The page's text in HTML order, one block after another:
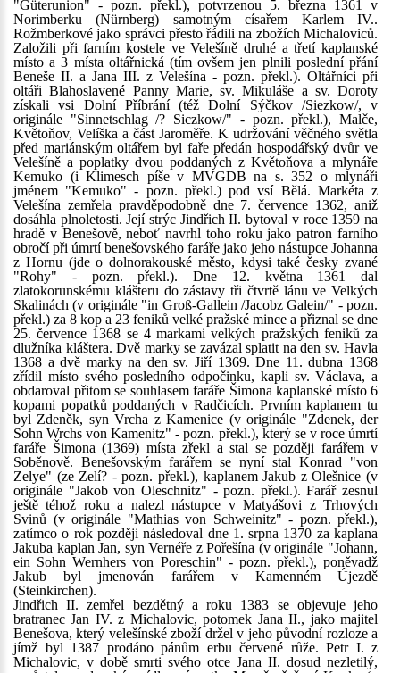
"Güterunion" - pozn. překl.), potvrzenou 5. března 1361 v
Norimberku (Nürnberg) samotným císařem Karlem IV..
Rožmberkové jako správci přesto řádili na zbožích Michaloviců.
Založili při farním kostele ve Velešíně druhé a třetí kaplanské
místo a 3 místa oltářnická (tím ovšem jen plnili poslední přání
Beneše II. a Jana III. z Velešína - pozn. překl.). Oltářníci při
oltáři Blahoslavené Panny Marie, sv. Mikuláše a sv. Doroty
získali vsi Dolní Příbrání (též Dolní Sýčkov /Siezkow/, v
originále "Sinnetschlag /? Siczkow/" - pozn. překl.), Malče,
Květoňov, Velíška a část Jaroměře. K udržování věčného světla
před mariánským oltářem byl faře předán hospodářský dvůr ve
Velešíně a poplatky dvou poddaných z Květoňova a mlynáře
Kemuko (i Klimesch píše v MVGDB na s. 352 o mlynáři
jménem "Kemuko" - pozn. překl.) pod vsí Bělá. Markéta z
Velešína zemřela pravděpodobně dne 7. července 1362, aniž
dosáhla plnoletosti. Její strýc Jindřich II. bytoval v roce 1359 na
hradě v Benešově, neboť navrhl toho roku jako patron farního
obročí při úmrtí benešovského faráře jako jeho nástupce Johanna
z Hornu (jde o dolnorakouské město, kdysi také česky zvané
"Rohy" - pozn. překl.). Dne 12. května 1361 dal
zlatokorunskému klášteru do zástavy tři čtvrtě lánu ve Velkých
Skalinách (v originále "in Groß-Gallein /Jacobz Galein/" - pozn.
překl.) za 8 kop a 23 feniků velké pražské mince a přiznal se dne
25. července 1368 se 4 markami velkých pražských feniků za
dlužníka kláštera. Dvě marky se zavázal splatit na den sv. Havla
1368 a dvě marky na den sv. Jiří 1369. Dne 11. dubna 1368
zřídil místo svého posledního odpočinku, kapli sv. Václava, a
obdaroval přitom se souhlasem faráře Šimona kaplanské místo 6
kopami popatků poddaných v Radčicích. Prvním kaplanem tu
byl Zdeněk, syn Vrcha z Kamenice (v originále "Zdenek, der
Sohn Wrchs von Kamenitz" - pozn. překl.), který se v roce úmrtí
faráře Šimona (1369) místa zřekl a stal se později farářem v
Soběnově. Benešovským farářem se nyní stal Konrad "von
Zelye" (ze Zelí? - pozn. překl.), kaplanem Jakub z Olešnice (v
originále "Jakob von Oleschnitz" - pozn. překl.). Farář zesnul
ještě téhož roku a nalezl nástupce v Matyášovi z Trhových
Svinů (v originále "Mathias von Schweinitz" - pozn. překl.),
zatímco o rok později následoval dne 1. srpna 1370 za kaplana
Jakuba kaplan Jan, syn Vernéře z Pořešína (v originále "Johann,
ein Sohn Wernhers von Poreschin" - pozn. překl.), poněvadž
Jakub byl jmenován farářem v Kamenném Újezdě
(Steinkirchen).
Jindřich II. zemřel bezdětný a roku 1383 se objevuje jeho
bratranec Jan IV. z Michalovic, potomek Jana II., jako majitel
Benešova, který velešínské zboží držel v jeho původní rozloze a
jímž byl 1387 prodáno pánům erbu červené růže. Petr I. z
Michalovic, v době smrti svého otce Jana II. dosud nezletilý,